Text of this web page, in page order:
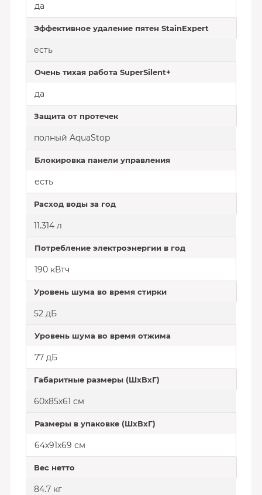
да
Эффективное удаление пятен StainExpert
есть
Очень тихая работа SuperSilent+
да
Защита от протечек
полный AquaStop
Блокировка панели управления
есть
Расход воды за год
11.314 л
Потребление электроэнергии в год
190 кВтч
Уровень шума во время стирки
52 дБ
Уровень шума во время отжима
77 дБ
Габаритные размеры (ШхВхГ)
60х85х61 см
Размеры в упаковке (ШхВхГ)
64х91х69 см
Вес нетто
84.7 кг